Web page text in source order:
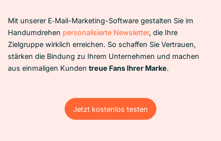
Mit unserer E‑Mail-Marketing-Software gestalten Sie im
Handumdrehen personalisierte Newsletter, die Ihre
Zielgruppe wirklich erreichen. So schaffen Sie Vertrauen,
stärken die Bindung zu Ihrem Unternehmen und machen
aus einmaligen Kunden treue Fans Ihrer Marke.
Jetzt kostenlos testen
Jetzt kostenlos testen